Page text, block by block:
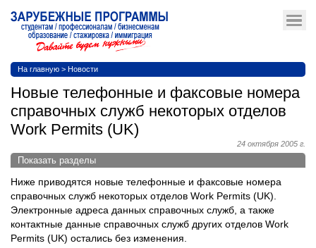
На главную > Новости
Новые телефонные и факсовые номера
справочных служб некоторых отделов
Work Permits (UK)
24 октября 2005 г.
Показать разделы
Ниже приводятся новые телефонные и факсовые номера
справочных служб некоторых отделов Work Permits (UK).
Электронные адреса данных справочных служб, а также
контактные данные справочных служб других отделов Work
Permits (UK) остались без изменения.